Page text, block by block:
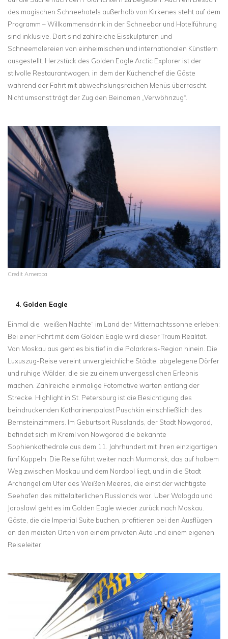
des magischen Schneehotels außerhalb von Kirkenes steht auf dem
Programm – Willkommensdrink in der Schneebar und Hotelführung
sind inklusive. Dort sind zahlreiche Eisskulpturen und
Schneemalereien von einheimischen und internationalen Künstlern
ausgestellt. Herzstück des Golden Eagle Arctic Explorer ist der
stilvolle Restaurantwagen, in dem der Küchenchef die Gäste
während der Fahrt mit abwechslungsreichen Menüs überrascht.
Nicht umsonst trägt der Zug den Beinamen „Verwöhnzug“.
Credit Ameropa
Golden Eagle
Einmal die „weißen Nächte“ im Land der Mitternachtssonne erleben:
Bei einer Fahrt mit dem Golden Eagle wird dieser Traum Realität.
Von Moskau aus geht es bis tief in die Polarkreis-Region hinein. Die
Luxuszug-Reise vereint unvergleichliche Städte, abgelegene Dörfer
und ruhige Wälder, die sie zu einem unvergesslichen Erlebnis
machen. Zahlreiche einmalige Fotomotive warten entlang der
Strecke. Highlight in St. Petersburg ist die Besichtigung des
beindruckenden Katharinenpalast Puschkin einschließlich des
Bernsteinzimmers. Im Geburtsort Russlands, der Stadt Nowgorod,
befindet sich im Kreml von Nowgorod die bekannte
Sophienkathedrale aus dem 11. Jahrhundert mit ihren einzigartigen
fünf Kuppeln. Die Reise führt weiter nach Murmansk, das auf halbem
Weg zwischen Moskau und dem Nordpol liegt, und in die Stadt
Archangel am Ufer des Weißen Meeres, die einst der wichtigste
Seehafen des mittelalterlichen Russlands war. Über Wologda und
Jaroslawl geht es im Golden Eagle wieder zurück nach Moskau.
Gäste, die die Imperial Suite buchen, profitieren bei den Ausflügen
an den meisten Orten von einem privaten Auto und einem eigenen
Reiseleiter.